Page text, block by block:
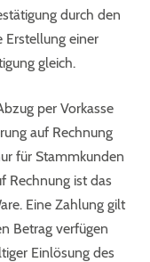
durch den
Erstellung einer
gleich.
per Vorkasse
auf Rechnung
für Stammkunden
Rechnung ist das
Eine Zahlung gilt
Betrag verfügen
Einlösung des